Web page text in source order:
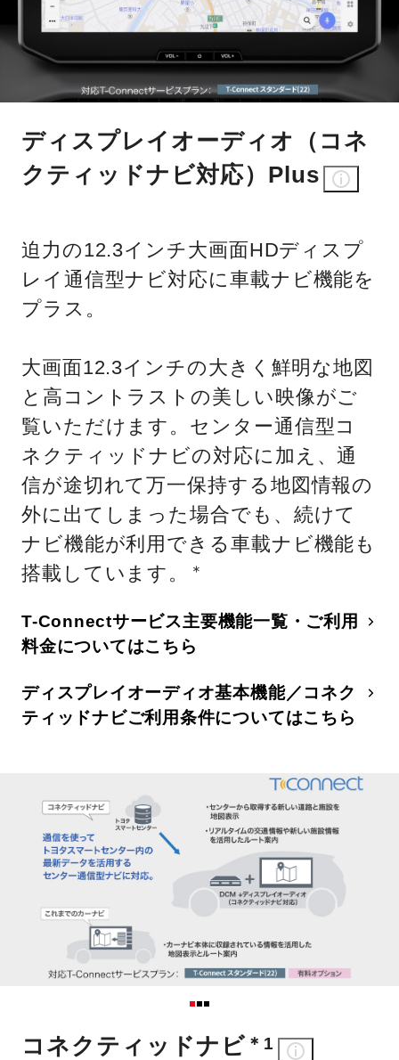
ディスプレイオーディオ（コネ
クティッドナビ対応）Plus
迫力の12.3インチ大画面HDディスプ
レイ通信型ナビ対応に車載ナビ機能を
プラス。
大画面12.3インチの大きく鮮明な地図
と高コントラストの美しい映像がご
覧いただけます。センター通信型コ
ネクティッドナビの対応に加え、通
信が途切れて万一保持する地図情報の
外に出てしまった場合でも、続けて
ナビ機能が利用できる車載ナビ機能も
搭載しています。
＊
T-Connectサービス主要機能一覧・ご利用
料金についてはこちら
ディスプレイオーディオ基本機能／コネク
ティッドナビご利用条件についてはこちら
コネクティッドナビ ＊1